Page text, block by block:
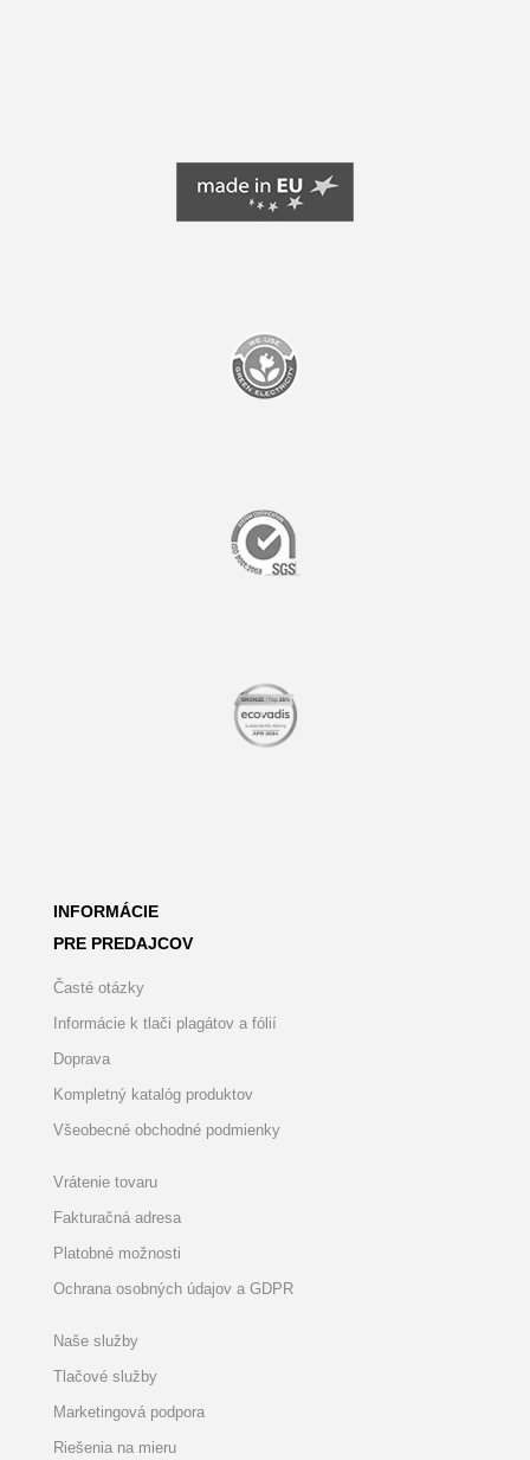
INFORMÁCIE
PRE PREDAJCOV
Časté otázky
Informácie k tlači plagátov a fólií
Doprava
Kompletný katalóg produktov
Všeobecné obchodné podmienky
Vrátenie tovaru
Fakturačná adresa
Platobné možnosti
Ochrana osobných údajov a GDPR
Naše služby
Tlačové služby
Marketingová podpora
Riešenia na mieru